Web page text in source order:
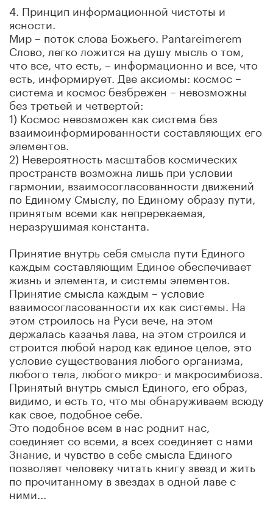
4. Принцип информационной чистоты и
ясности.
Мир – поток слова Божьего. Pantareimerem
Слово, легко ложится на душу мысль о том,
что все, что есть, – информационно и все, что
есть, информирует. Две аксиомы: космос –
система и космос безбрежен – невозможны
без третьей и четвертой:
1) Космос невозможен как система без
взаимоинформированности составляющих его
элементов.
2) Невероятность масштабов космических
пространств возможна лишь при условии
гармонии, взаимосогласованности движений
по Единому Смыслу, по Единому образу пути,
принятым всеми как непререкаемая,
неразрушимая константа.
Принятие внутрь себя смысла пути Единого
каждым составляющим Единое обеспечивает
жизнь и элемента, и системы элементов.
Принятие смысла каждым – условие
взаимосогласованности их как системы. На
этом строилось на Руси вече, на этом
держалась казачья лава, на этом строился и
строится любой народ как единое целое, это
условие существования любого организма,
любого тела, любого микро- и макросимбиоза.
Принятый внутрь смысл Единого, его образ,
видимо, и есть то, что мы обнаруживаем всюду
как свое, подобное себе.
Это подобное всем в нас роднит нас,
соединяет со всеми, а всех соединяет с нами
Знание, и чувство в себе смысла Единого
позволяет человеку читать книгу звезд и жить
по прочитанному в звездах в одной лаве с
ними...